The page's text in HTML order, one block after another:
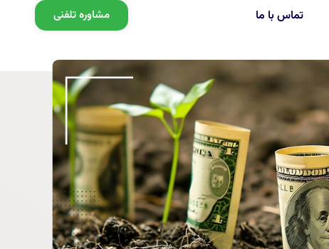
تماس با ما مشاوره تلفنی